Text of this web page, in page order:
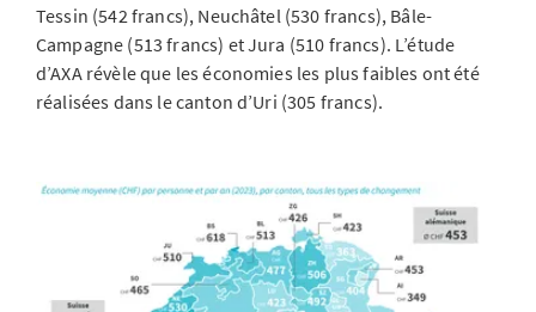
Tessin (542 francs), Neuchâtel (530 francs), Bâle-
Campagne (513 francs) et Jura (510 francs). L’étude
d’AXA révèle que les économies les plus faibles ont été
réalisées dans le canton d’Uri (305 francs).